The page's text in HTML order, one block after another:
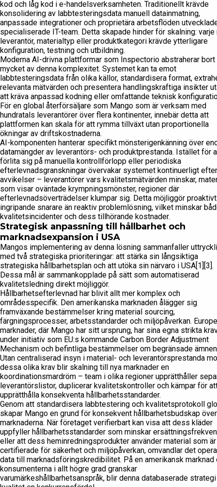
kod och låg kod i e-handelsverksamheten. Traditionellt krävde
konsolidering av labbtesteringsdata manuell datainmatning,
anpassade integrationer och proprietära arbetsflöden
specialiserade IT-team. Detta skapade hinder för skalning: varje
leverantör, materialtyp eller produktkategori krävde ytterligare
konfiguration, testning och utbildning.
Moderna AI-drivna plattformar som Inspectorio abstraherar bort
mycket av denna komplexitet. Systemet kan ta emot
labbtesteringsdata från olika källor, standardisera format,
relevanta mätvärden och presentera handlingskraftiga insikter
att kräva anpassad kodning eller omfattande teknisk
För en global återförsäljare som Mango som är verksam med
hundratals leverantörer över flera kontinenter, innebär detta att
plattformen kan skala för att rymma tillväxt utan proportionella
ökningar av driftskostnaderna.
AI-komponenten hanterar specifikt mönsterigenkänning över
datamängder av leverantörs- och produktprestanda. Istället för
förlita sig på manuella kontrollförlopp eller periodiska
efterlevnadsgranskningar övervakar systemet kontinuerligt efter
avvikelser – leverantörer vars kvalitetsmätvärden minskar,
som visar oväntade krympningsmönster, regioner där
efterlevnadsöverträdelser klumpar sig. Detta möjliggör proaktivt
ingripande snarare än reaktiv problemlösning, vilket minskar
kvalitetsincidenter och dess tillhörande kostnader.
Strategisk anpassning till hållbarhet och
marknadsexpansion i USA
Mangos implementering av denna lösning sammanfaller
med två strategiska prioriteringar: att stärka sin långsiktiga
strategiska hållbarhetsplan och att utöka sin närvaro i USA[1][3].
Dessa mål är sammankopplade på sätt som automatiserad
kvalitetsledning direkt möjliggör.
Hållbarhetsefterlevnad har blivit allt mer komplex och
områdesspecifik. Den amerikanska marknaden ålägger sig
framväxande bestämmelser kring material sourcing,
färgningsprocesser, arbetsstandarder och miljöpåverkan.
marknader, där Mango har sitt ursprung, har sina egna strikta
under initiativ som EU:s kommande Carbon Border Adjustment
Mechanism och befintliga bestämmelser om begränsade
Utan centraliserad insyn i material- och leverantörsprestanda
dessa olika krav blir skalning till nya marknader en
koordinationsmardröm – team i olika regioner upprätthåller
leverantörslistor, duplicerar kvalitetskontroller och kämpar för
upprätthålla konsekventa hållbarhetsstandarder.
Genom att standardisera labbtestering och kvalitetsprotokoll
skapar Mango en grund för konsekvent hållbarhetsbudskap över
marknaderna. När företaget verifierbart kan visa att dess kläder
uppfyller hållbarhetsstandarder som minskar
eller att dess heminredningsprodukter använder material som är
certifierade för säkerhet och miljöpåverkan, omvandlar det
data till marknadsföringskredibilitet. På en amerikansk marknad
konsumenterna i allt högre grad granskar
varumärkeshållbarhetsanspråk, blir denna databaserade